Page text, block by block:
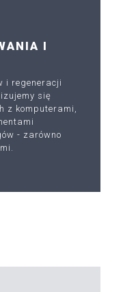
I
i regeneracji
się
z komputerami,
- zarówno